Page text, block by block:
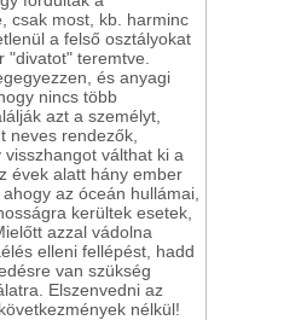
csak most, kb. harminc
a felső osztályokat
teremtve.
és anyagi
nincs több
azt a személyt,
neves rendezők,
válthat ki a
évek alatt hány ember
az óceán hullámai,
kerültek esetek,
azzal vádolna
elleni fellépést, hadd
van szükség
Elszenvedni az
nélkül!